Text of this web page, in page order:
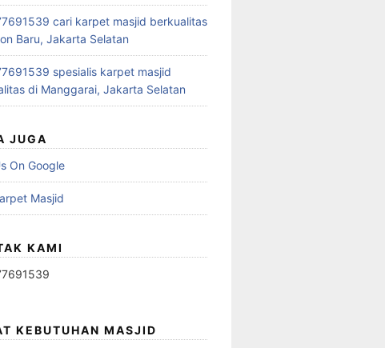
cari karpet masjid berkualitas
Baru, Jakarta Selatan
spesialis karpet masjid
di Manggarai, Jakarta Selatan
JUGA
On Google
Masjid
KAMI
KEBUTUHAN MASJID